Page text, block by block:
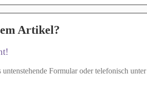
Artikel?
Formular oder telefonisch unter